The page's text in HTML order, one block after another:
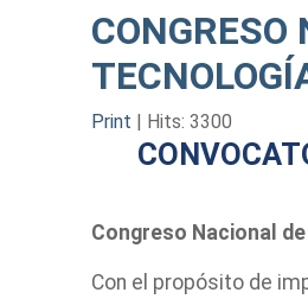
Print | Hits: 3300
Congreso Nacional
Con el propósito de